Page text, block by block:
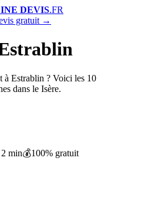
DEVIS.FR
gratuit →
à Estrablin ? Voici les 10
dans le Isère.
min💰100% gratuit